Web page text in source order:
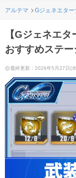
アルテマ Gジェネエタ
【Gジェネエ
おすすめステー
最終更新：2026年5月27日(